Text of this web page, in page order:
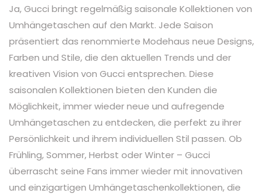
Ja, Gucci bringt regelmäßig saisonale Kollektionen von
Umhängetaschen auf den Markt. Jede Saison
präsentiert das renommierte Modehaus neue Designs,
Farben und Stile, die den aktuellen Trends und der
kreativen Vision von Gucci entsprechen. Diese
saisonalen Kollektionen bieten den Kunden die
Möglichkeit, immer wieder neue und aufregende
Umhängetaschen zu entdecken, die perfekt zu ihrer
Persönlichkeit und ihrem individuellen Stil passen. Ob
Frühling, Sommer, Herbst oder Winter – Gucci
überrascht seine Fans immer wieder mit innovativen
und einzigartigen Umhängetaschenkollektionen, die